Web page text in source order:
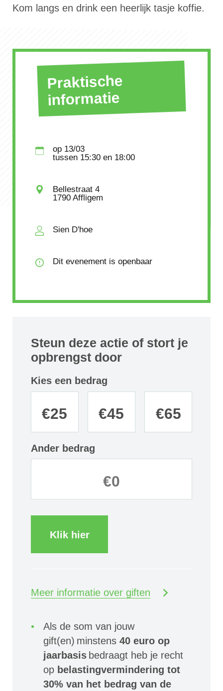
Kom langs en drink een heerlijk tasje koffie.
Praktische
informatie
op 13/03
tussen 15:30en 18:00
Bellestraat 4
1790 Affligem
Sien D'hoe
Dit evenement is openbaar
Steun deze actie of stort je
opbrengst door
Kies een bedrag
€25 €45 €65
Ander bedrag
Klik hier
Meer informatie over giften
Als de som van jouw
gift(en) minstens40 euro op
jaarbasis bedraagt heb je recht
op belastingvermindering tot
30% van het bedrag van de